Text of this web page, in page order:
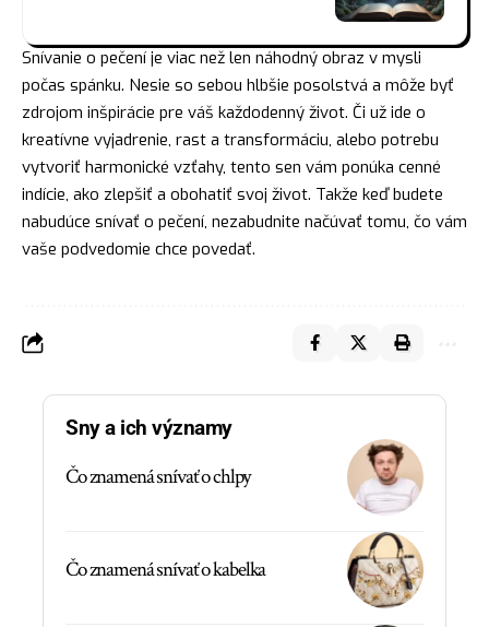
Snívanie o pečení je viac než len náhodný obraz v mysli
počas spánku. Nesie so sebou hlbšie posolstvá a môže byť
zdrojom inšpirácie pre váš každodenný život. Či už ide o
kreatívne vyjadrenie, rast a transformáciu, alebo potrebu
vytvoriť harmonické vzťahy, tento sen vám ponúka cenné
indície, ako zlepšiť a obohatiť svoj život. Takže keď budete
nabudúce snívať o pečení, nezabudnite načúvať tomu, čo vám
vaše podvedomie chce povedať.
Sny a ich významy
Čo znamená snívať o chlpy
Čo znamená snívať o kabelka